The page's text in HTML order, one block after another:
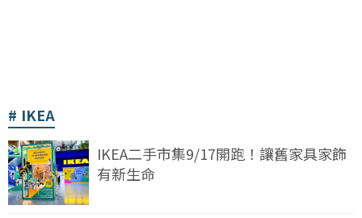
IKEA
IKEA二手市集9/17開跑！讓舊家具家飾
有新生命